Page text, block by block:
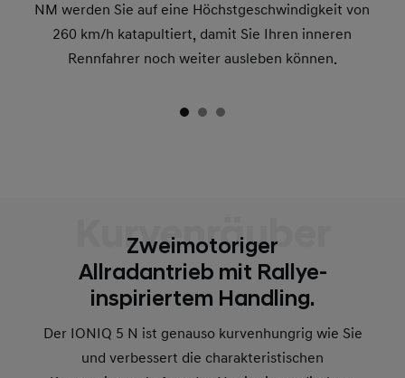
NM werden Sie auf eine Höchstgeschwindigkeit von
260 km/h katapultiert, damit Sie Ihren inneren
Rennfahrer noch weiter ausleben können.
Kurvenräuber
Zweimotoriger
Allradantrieb mit Rallye-
inspiriertem Handling.
Der IONIQ 5 N ist genauso kurvenhungrig wie Sie
und verbessert die charakteristischen